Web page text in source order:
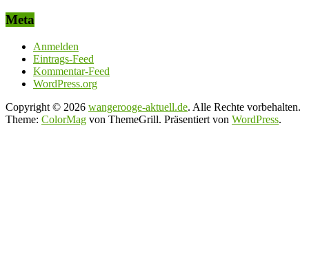
Meta
Anmelden
Eintrags-Feed
Kommentar-Feed
WordPress.org
Copyright © 2026 wangerooge-aktuell.de. Alle Rechte vorbehalten.
Theme: ColorMag von ThemeGrill. Präsentiert von WordPress.